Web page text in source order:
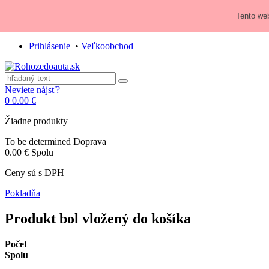
Prihlásenie • Veľkoobchod
Neviete nájsť?
0 0.00 €
Žiadne produkty
To be determined Doprava
0.00 € Spolu
Ceny sú s DPH
Pokladňa
Produkt bol vložený do košíka
Počet
Spolu
Tento